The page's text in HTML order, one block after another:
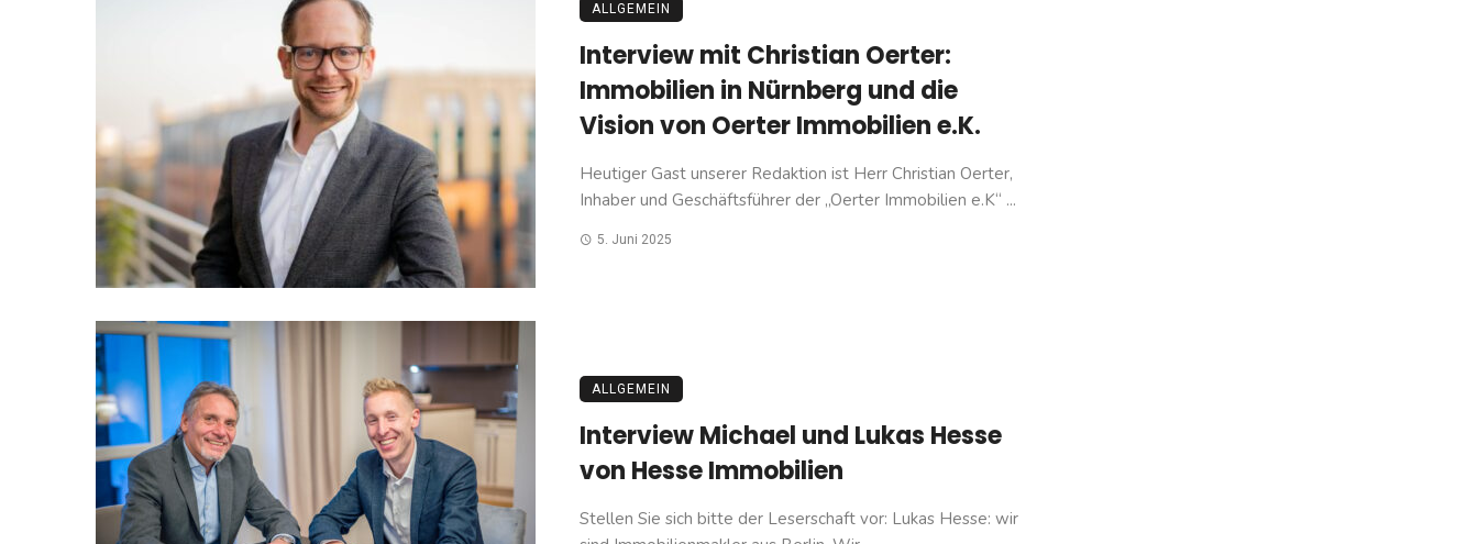
ALLGEMEIN
Interview mit Christian Oerter:
Immobilien in Nürnberg und die
Vision von Oerter Immobilien e.K.
Heutiger Gast unserer Redaktion ist Herr Christian Oerter,
Inhaber und Geschäftsführer der „Oerter Immobilien e.K“ ...
5. Juni 2025
ALLGEMEIN
Interview Michael und Lukas Hesse
von Hesse Immobilien
Stellen Sie sich bitte der Leserschaft vor: Lukas Hesse: wir